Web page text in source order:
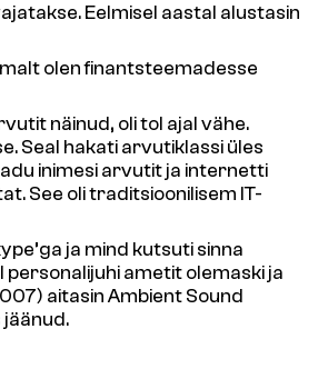
Eelmisel aastal alustasin
olen finantsteemadesse
näinud, oli tol ajal vähe.
Seal hakati arvutiklassi üles
inimesi arvutit ja internetti
See oli traditsioonilisem IT-
ja mind kutsuti sinna
ametit olemaski ja
aitasin Ambient Sound